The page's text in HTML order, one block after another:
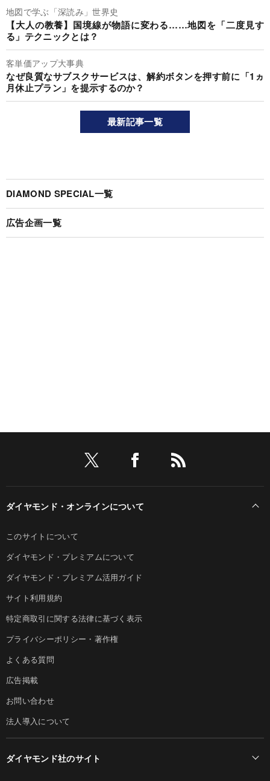
地図で学ぶ「深読み」世界史
【大人の教養】国境線が物語に変わる……地図を「二度見す
る」テクニックとは？
客単価アップ大事典
なぜ良質なサブスクサービスは、解約ボタンを押す前に「1ヵ
月休止プラン」を提示するのか？
最新記事一覧
DIAMOND SPECIAL一覧
広告企画一覧
ダイヤモンド・オンラインについて
このサイトについて
ダイヤモンド・プレミアムについて
ダイヤモンド・プレミアム活用ガイド
サイト利用規約
特定商取引に関する法律に基づく表示
プライバシーポリシー・著作権
よくある質問
広告掲載
お問い合わせ
法人導入について
ダイヤモンド社のサイト